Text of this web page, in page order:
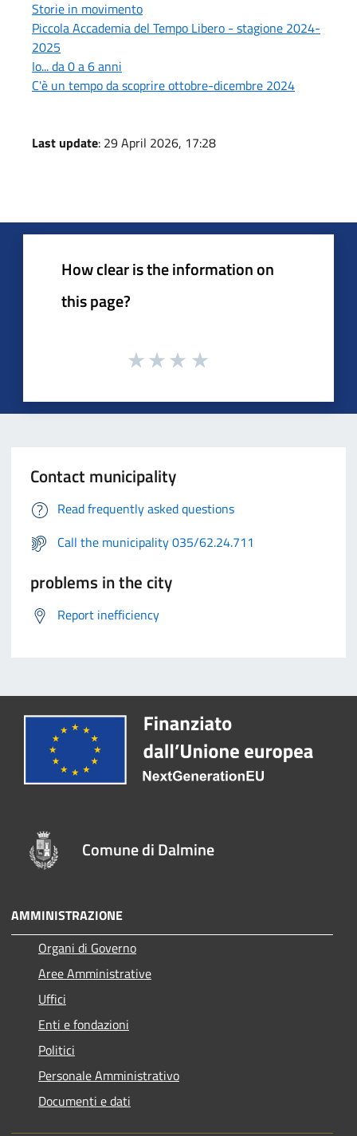
Storie in movimento
Piccola Accademia del Tempo Libero - stagione 2024-
2025
Io... da 0 a 6 anni
C'è un tempo da scoprire ottobre-dicembre 2024
Last update: 29 April 2026, 17:28
How clear is the information on
this page?
Contact municipality
Read frequently asked questions
Call the municipality 035/62.24.711
problems in the city
Report inefficiency
Comune di Dalmine
AMMINISTRAZIONE
Organi di Governo
Aree Amministrative
Uffici
Enti e fondazioni
Politici
Personale Amministrativo
Documenti e dati